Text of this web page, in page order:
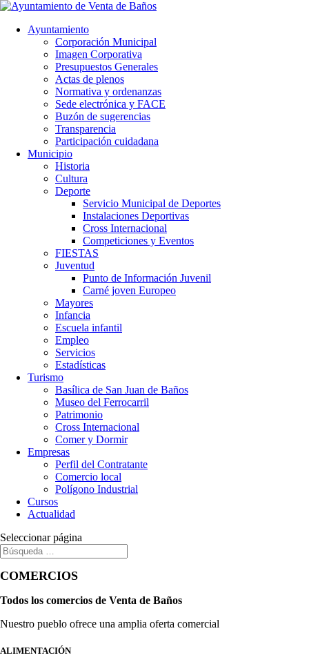
Ayuntamiento
Corporación Municipal
Imagen Corporativa
Presupuestos Generales
Actas de plenos
Normativa y ordenanzas
Sede electrónica y FACE
Buzón de sugerencias
Transparencia
Participación cuidadana
Municipio
Historia
Cultura
Deporte
Servicio Municipal de Deportes
Instalaciones Deportivas
Cross Internacional
Competiciones y Eventos
FIESTAS
Juventud
Punto de Información Juvenil
Carné joven Europeo
Mayores
Infancia
Escuela infantil
Empleo
Servicios
Estadísticas
Turismo
Basílica de San Juan de Baños
Museo del Ferrocarril
Patrimonio
Cross Internacional
Comer y Dormir
Empresas
Perfil del Contratante
Comercio local
Polígono Industrial
Cursos
Actualidad
Seleccionar página
COMERCIOS
Todos los comercios de Venta de Baños
Nuestro pueblo ofrece una amplia oferta comercial
ALIMENTACIÓN